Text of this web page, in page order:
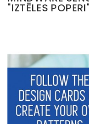
"IZTĒLES POPERI"